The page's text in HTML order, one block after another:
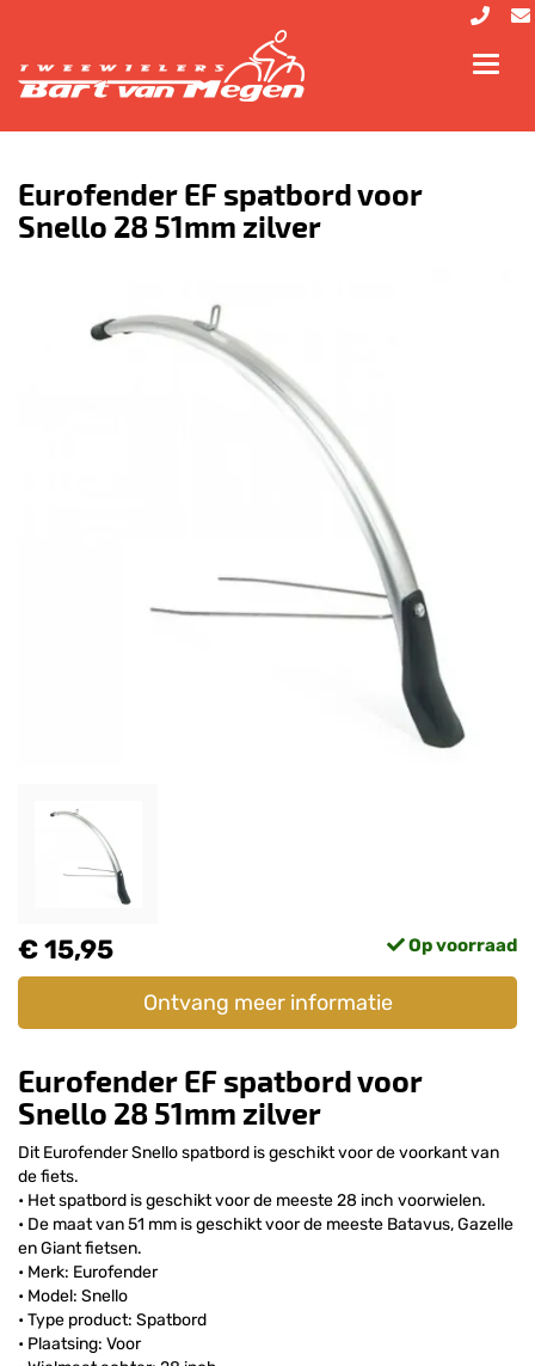
Eurofender EF spatbord voor
Snello 28 51mm zilver
€ 15,95 Op voorraad
Ontvang meer informatie
Eurofender EF spatbord voor
Snello 28 51mm zilver
Dit Eurofender Snello spatbord is geschikt voor de voorkant van
de fiets.
• Het spatbord is geschikt voor de meeste 28 inch voorwielen.
• De maat van 51 mm is geschikt voor de meeste Batavus, Gazelle
en Giant fietsen.
• Merk: Eurofender
• Model: Snello
• Type product: Spatbord
• Plaatsing: Voor